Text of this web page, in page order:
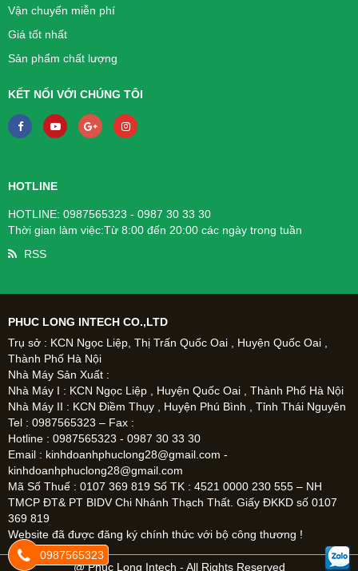
Vận chuyển miễn phí
Giá tốt nhất
Sản phẩm chất lượng
KẾT NỐI VỚI CHÚNG TÔI
HOTLINE
HOTLINE: 0987565323 - 0987 30 33 30
Thời gian làm việc:Từ 8:00 đến 20:00 các ngày trong tuần
RSS
PHUC LONG INTECH CO.,LTD
Trụ sở : KCN Ngọc Liệp, Thị Trấn Quốc Oai , Huyện Quốc Oai ,
Thành Phố Hà Nội
Nhà Máy Sản Xuất :
Nhà Máy I : KCN Ngọc Liệp , Huyện Quốc Oai , Thành Phố Hà Nội
Nhà Máy II : KCN Điềm Thụy , Huyện Phú Bình , Tỉnh Thái Nguyên
Tel : 0987565323 – Fax :
Hotline : 0987565323 - 0987 30 33 30
Email : kinhdoanhphuclong28@gmail.com -
kinhdoanhphuclong28@gmail.com
Mã Số Thuế : 0107 369 819 Số TK : 4521 0000 230 555 – NH
TMCP ĐT& PT BIDV Chi Nhánh Thạch Thất. Giấy ĐKKD số 0107
369 819
Website đã được đăng ký chính thức với bộ công thương !
@ Phúc Long Intech - All Rights Reserved
0987565323